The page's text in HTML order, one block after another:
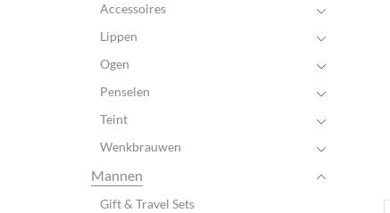
Accessoires
Lippen
Ogen
Penselen
Teint
Wenkbrauwen
Mannen
Gift & Travel Sets